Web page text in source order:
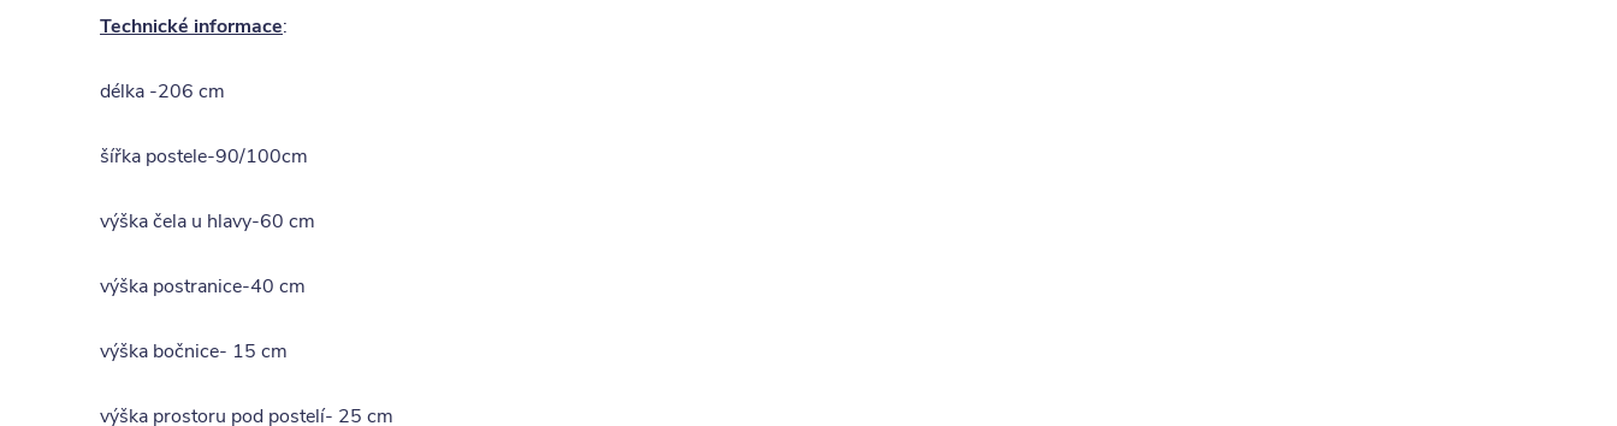
Technické informace:
délka -206 cm
šířka postele-90/100cm
výška čela u hlavy-60 cm
výška postranice-40 cm
výška bočnice- 15 cm
výška prostoru pod postelí- 25 cm